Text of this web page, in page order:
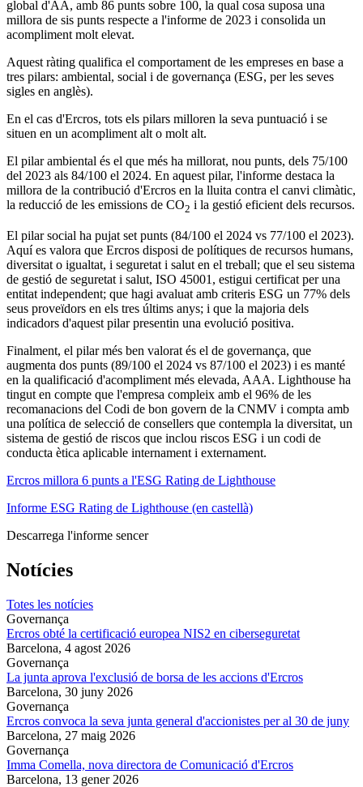
global d'AA, amb 86 punts sobre 100, la qual cosa suposa una
millora de sis punts respecte a l'informe de 2023 i consolida un
acompliment molt elevat.
Aquest ràting qualifica el comportament de les empreses en base a
tres pilars: ambiental, social i de governança (ESG, per les seves
sigles en anglès).
En el cas d'Ercros, tots els pilars milloren la seva puntuació i se
situen en un acompliment alt o molt alt.
El pilar ambiental és el que més ha millorat, nou punts, dels 75/100
del 2023 als 84/100 el 2024. En aquest pilar, l'informe destaca la
millora de la contribució d'Ercros en la lluita contra el canvi climàtic,
la reducció de les emissions de CO2 i la gestió eficient dels recursos.
El pilar social ha pujat set punts (84/100 el 2024 vs 77/100 el 2023).
Aquí es valora que Ercros disposi de polítiques de recursos humans,
diversitat o igualtat, i seguretat i salut en el treball; que el seu sistema
de gestió de seguretat i salut, ISO 45001, estigui certificat per una
entitat independent; que hagi avaluat amb criteris ESG un 77% dels
seus proveïdors en els tres últims anys; i que la majoria dels
indicadors d'aquest pilar presentin una evolució positiva.
Finalment, el pilar més ben valorat és el de governança, que
augmenta dos punts (89/100 el 2024 vs 87/100 el 2023) i es manté
en la qualificació d'acompliment més elevada, AAA. Lighthouse ha
tingut en compte que l'empresa compleix amb el 96% de les
recomanacions del Codi de bon govern de la CNMV i compta amb
una política de selecció de consellers que contempla la diversitat, un
sistema de gestió de riscos que inclou riscos ESG i un codi de
conducta ètica aplicable internament i externament.
Ercros millora 6 punts a l'ESG Rating de Lighthouse
Informe ESG Rating de Lighthouse (en castellà)
Descarrega l'informe sencer
Notícies
Totes les notícies
Governança
Ercros obté la certificació europea NIS2 en ciberseguretat
Barcelona, 4 agost 2026
Governança
La junta aprova l'exclusió de borsa de les accions d'Ercros
Barcelona, 30 juny 2026
Governança
Ercros convoca la seva junta general d'accionistes per al 30 de juny
Barcelona, 27 maig 2026
Governança
Imma Comella, nova directora de Comunicació d'Ercros
Barcelona, 13 gener 2026